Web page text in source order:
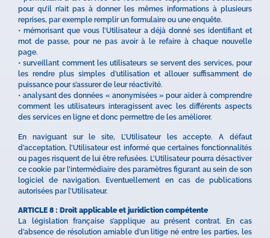
pour qu’il n’ait pas à donner les mêmes informations à plusieurs
reprises, par exemple remplir un formulaire ou une enquête.
• mémorisant que vous l’Utilisateur a déjà donné ses identifiant et
mot de passe, pour ne pas avoir à le refaire à chaque nouvelle
page.
• surveillant comment les utilisateurs se servent des services, pour
les rendre plus simples d’utilisation et allouer suffisamment de
puissance pour s’assurer de leur réactivité.
• analysant des données « anonymisées » pour aider à comprendre
comment les utilisateurs interagissent avec les différents aspects
des services en ligne et donc permettre de les améliorer.
En naviguant sur le site, L’Utilisateur les accepte. A défaut
d’acceptation, l’Utilisateur est informé que certaines fonctionnalités
ou pages risquent de lui être refusées. L’Utilisateur pourra désactiver
ce cookie par l’intermédiaire des paramètres figurant au sein de son
logiciel de navigation. Eventuellement en cas de publications
autorisées par l’Utilisateur.
ARTICLE 8 : Droit applicable et juridiction compétente
La législation française s’applique au présent contrat. En cas
d’absence de résolution amiable d’un litige né entre les parties, les